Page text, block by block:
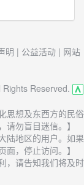
明 | 公益活动 | 网站
Reserved.
思想及东西方的民俗
勿盲目迷信。】
陆地区的用户。如果
，停止访问。】
，请告知我们将及时